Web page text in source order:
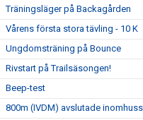
Träningsläger på Backagården
Vårens första stora tävling - 10 K
Ungdomsträning på Bounce
Rivstart på Trailsäsongen!
Beep-test
800m (IVDM) avslutade